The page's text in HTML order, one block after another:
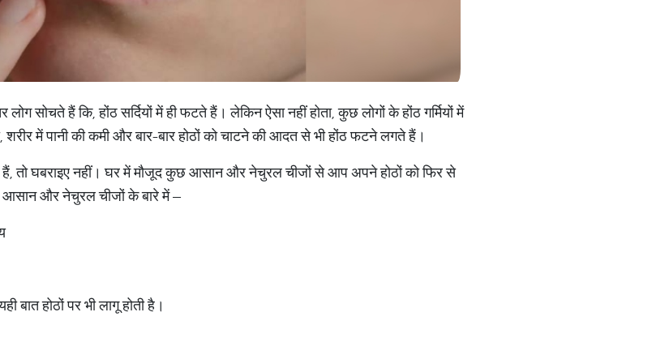
लोग सोचते हैं कि, होंठ सर्दियों में ही फटते हैं। लेकिन ऐसा नहीं होता, कुछ लोगों के होंठ गर्मियों में
में पानी की कमी और बार-बार होठों को चाटने की आदत से भी होंठ फटने लगते हैं।
तो घबराइए नहीं। घर में मौजूद कुछ आसान और नेचुरल चीजों से आप अपने होठों को फिर से
और नेचुरल चीजों के बारे में –
बात होठों पर भी लागू होती है।